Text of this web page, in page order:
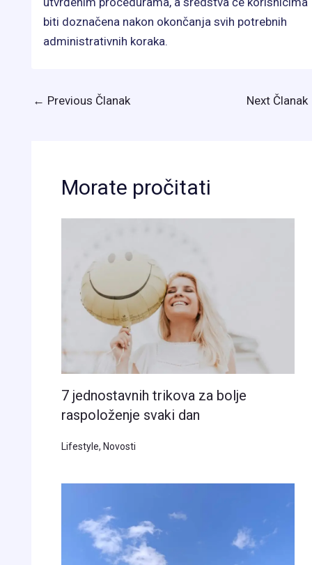
biti doznačena nakon okončanja svih potrebnih
administrativnih koraka.
← Previous Članak Next Članak
Morate pročitati
7 jednostavnih trikova za bolje
raspoloženje svaki dan
Lifestyle, Novosti